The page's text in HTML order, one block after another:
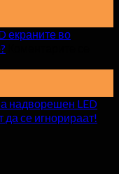
екраните во
надворешен LED
да се игнорираат!